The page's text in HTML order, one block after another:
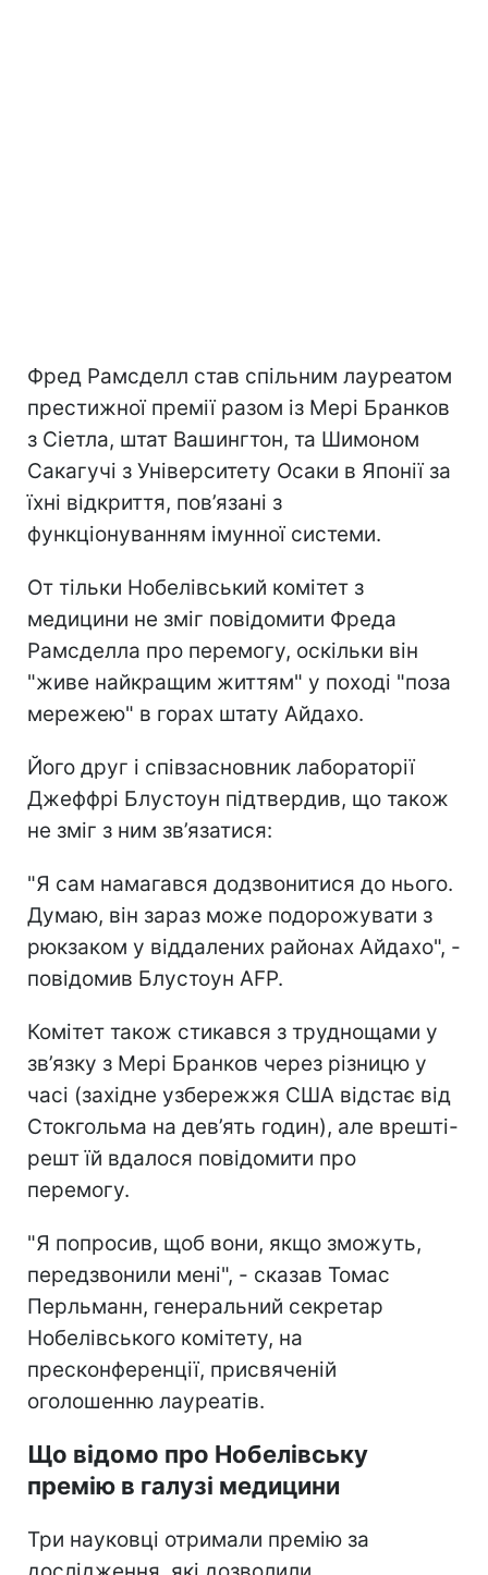
Фред Рамсделл став спільним лауреатом
престижної премії разом із Мері Бранков
з Сіетла, штат Вашингтон, та Шимоном
Сакагучі з Університету Осаки в Японії за
їхні відкриття, пов’язані з
функціонуванням імунної системи.
От тільки Нобелівський комітет з
медицини не зміг повідомити Фреда
Рамсделла про перемогу, оскільки він
"живе найкращим життям" у поході "поза
мережею" в горах штату Айдахо.
Його друг і співзасновник лабораторії
Джеффрі Блустоун підтвердив, що також
не зміг з ним зв’язатися:
"Я сам намагався додзвонитися до нього.
Думаю, він зараз може подорожувати з
рюкзаком у віддалених районах Айдахо", -
повідомив Блустоун AFP.
Комітет також стикався з труднощами у
зв’язку з Мері Бранков через різницю у
часі (західне узбережжя США відстає від
Стокгольма на дев’ять годин), але врешті-
решт їй вдалося повідомити про
перемогу.
"Я попросив, щоб вони, якщо зможуть,
передзвонили мені", - сказав Томас
Перльманн, генеральний секретар
Нобелівського комітету, на
пресконференції, присвяченій
оголошенню лауреатів.
Що відомо про Нобелівську
премію в галузі медицини
Три науковці отримали премію за